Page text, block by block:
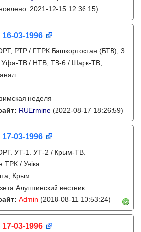
2021-12-15 12:36:15)
16-03-1996
РТР / ГТРК Башкортостан (БТВ), 3
Уфа-ТВ / НТВ, ТВ-6 / Шарк-ТВ,
неделя
RUErmine (2022-08-17 18:26:59)
17-03-1996
УТ-1, УТ-2 / Крым-ТВ,
ТРК / Унiка
Крым
Алуштинский вестник
Admin (2018-08-11 10:53:24)
17-03-1996